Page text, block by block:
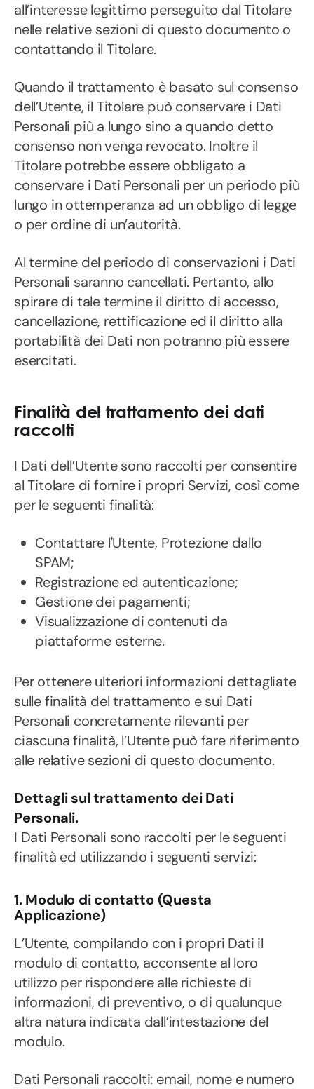
all’interesse legittimo perseguito dal Titolare
nelle relative sezioni di questo documento o
contattando il Titolare.
Quando il trattamento è basato sul consenso
dell’Utente, il Titolare può conservare i Dati
Personali più a lungo sino a quando detto
consenso non venga revocato. Inoltre il
Titolare potrebbe essere obbligato a
conservare i Dati Personali per un periodo più
lungo in ottemperanza ad un obbligo di legge
o per ordine di un’autorità.
Al termine del periodo di conservazioni i Dati
Personali saranno cancellati. Pertanto, allo
spirare di tale termine il diritto di accesso,
cancellazione, rettificazione ed il diritto alla
portabilità dei Dati non potranno più essere
esercitati.
Finalità del trattamento dei dati
raccolti
I Dati dell’Utente sono raccolti per consentire
al Titolare di fornire i propri Servizi, così come
per le seguenti finalità:
Contattare l'Utente, Protezione dallo
SPAM;
Registrazione ed autenticazione;
Gestione dei pagamenti;
Visualizzazione di contenuti da
piattaforme esterne.
Per ottenere ulteriori informazioni dettagliate
sulle finalità del trattamento e sui Dati
Personali concretamente rilevanti per
ciascuna finalità, l’Utente può fare riferimento
alle relative sezioni di questo documento.
Dettagli sul trattamento dei Dati
Personali.
I Dati Personali sono raccolti per le seguenti
finalità ed utilizzando i seguenti servizi:
1. Modulo di contatto (Questa
Applicazione)
L’Utente, compilando con i propri Dati il
modulo di contatto, acconsente al loro
utilizzo per rispondere alle richieste di
informazioni, di preventivo, o di qualunque
altra natura indicata dall’intestazione del
modulo.
Dati Personali raccolti: email, nome e numero